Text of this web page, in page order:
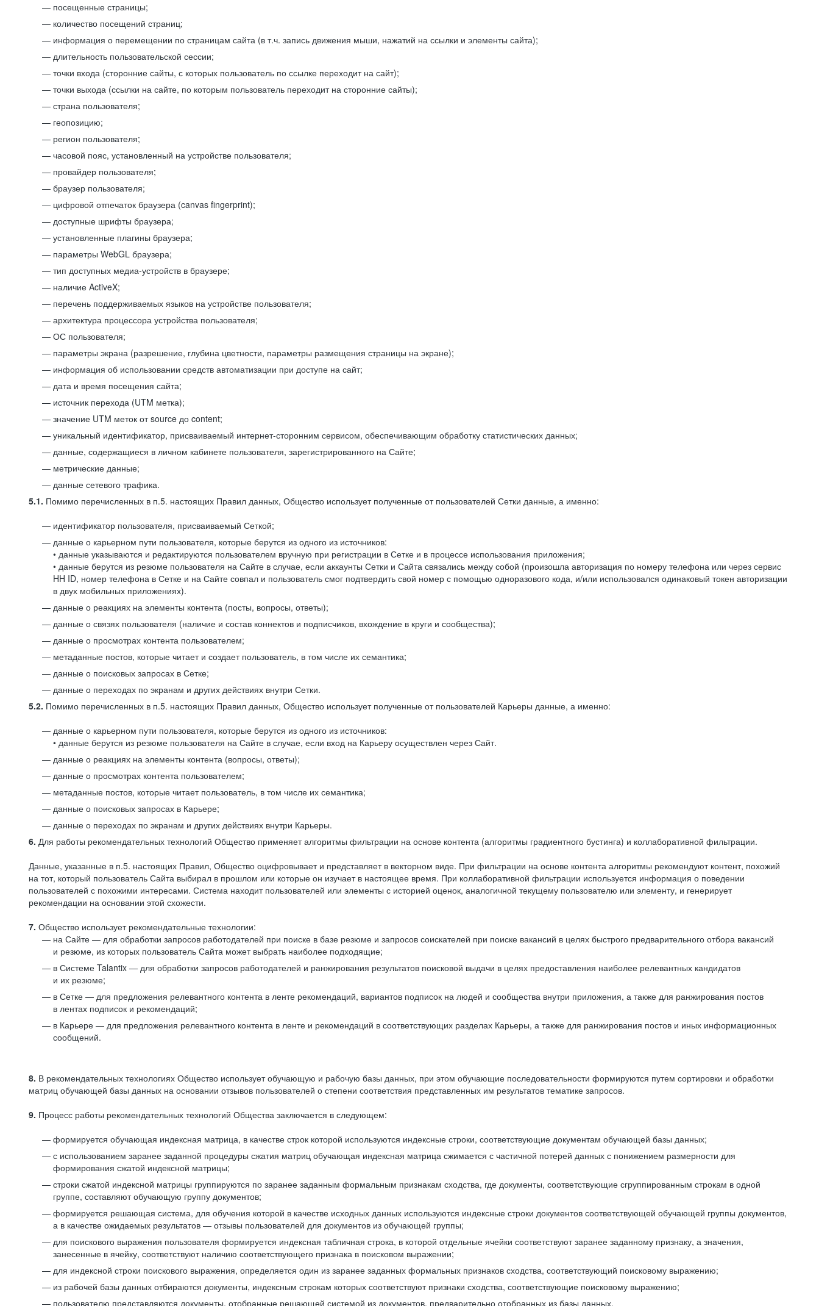
посещенные страницы;
количество посещений страниц;
информация о перемещении по страницам сайта (в т.ч. запись движения мыши, нажатий на ссылки и элементы сайта);
длительность пользовательской сессии;
точки входа (сторонние сайты, с которых пользователь по ссылке переходит на сайт);
точки выхода (ссылки на сайте, по которым пользователь переходит на сторонние сайты);
страна пользователя;
геопозицию;
регион пользователя;
часовой пояс, установленный на устройстве пользователя;
провайдер пользователя;
браузер пользователя;
цифровой отпечаток браузера (canvas fingerprint);
доступные шрифты браузера;
установленные плагины браузера;
параметры WebGL браузера;
тип доступных медиа-устройств в браузере;
наличие ActiveX;
перечень поддерживаемых языков на устройстве пользователя;
архитектура процессора устройства пользователя;
ОС пользователя;
параметры экрана (разрешение, глубина цветности, параметры размещения страницы на экране);
информация об использовании средств автоматизации при доступе на сайт;
дата и время посещения сайта;
источник перехода (UTM метка);
значение UTM меток от source до content;
уникальный идентификатор, присваиваемый интернет-сторонним сервисом, обеспечивающим обработку статистических данных;
данные, содержащиеся в личном кабинете пользователя, зарегистрированного на Сайте;
метрические данные;
данные сетевого трафика.
5.1. Помимо перечисленных в п.5. настоящих Правил данных, Общество использует полученные от пользователей Сетки данные, а именно:
идентификатор пользователя, присваиваемый Сеткой;
данные о карьерном пути пользователя, которые берутся из одного из источников:
• данные указываются и редактируются пользователем вручную при регистрации в Сетке и в процессе использования приложения;
• данные берутся из резюме пользователя на Сайте в случае, если аккаунты Сетки и Сайта связались между собой (произошла авторизация по номеру телефона или через сервис
HH ID, номер телефона в Сетке и на Сайте совпал и пользователь смог подтвердить свой номер с помощью одноразового кода, и/или использовался одинаковый токен авторизации
в двух мобильных приложениях).
данные о реакциях на элементы контента (посты, вопросы, ответы);
данные о связях пользователя (наличие и состав коннектов и подписчиков, вхождение в круги и сообщества);
данные о просмотрах контента пользователем;
метаданные постов, которые читает и создает пользователь, в том числе их семантика;
данные о поисковых запросах в Сетке;
данные о переходах по экранам и других действиях внутри Сетки.
5.2. Помимо перечисленных в п.5. настоящих Правил данных, Общество использует полученные от пользователей Карьеры данные, а именно:
данные о карьерном пути пользователя, которые берутся из одного из источников:
• данные берутся из резюме пользователя на Сайте в случае, если вход на Карьеру осуществлен через Сайт.
данные о реакциях на элементы контента (вопросы, ответы);
данные о просмотрах контента пользователем;
метаданные постов, которые читает пользователь, в том числе их семантика;
данные о поисковых запросах в Карьере;
данные о переходах по экранам и других действиях внутри Карьеры.
6. Для работы рекомендательных технологий Общество применяет алгоритмы фильтрации на основе контента (алгоритмы градиентного бустинга) и коллаборативной фильтрации.
Данные, указанные в п.5. настоящих Правил, Общество оцифровывает и представляет в векторном виде. При фильтрации на основе контента алгоритмы рекомендуют контент, похожий
на тот, который пользователь Сайта выбирал в прошлом или которые он изучает в настоящее время. При коллаборативной фильтрации используется информация о поведении
пользователей с похожими интересами. Система находит пользователей или элементы с историей оценок, аналогичной текущему пользователю или элементу, и генерирует
рекомендации на основании этой схожести.
7. Общество использует рекомендательные технологии:
на Сайте — для обработки запросов работодателей при поиске в базе резюме и запросов соискателей при поиске вакансий в целях быстрого предварительного отбора вакансий
и резюме, из которых пользователь Сайта может выбрать наиболее подходящие;
в Системе Talantix — для обработки запросов работодателей и ранжирования результатов поисковой выдачи в целях предоставления наиболее релевантных кандидатов
и их резюме;
в Сетке — для предложения релевантного контента в ленте рекомендаций, вариантов подписок на людей и сообщества внутри приложения, а также для ранжирования постов
в лентах подписок и рекомендаций;
в Карьере — для предложения релевантного контента в ленте и рекомендаций в соответствующих разделах Карьеры, а также для ранжирования постов и иных информационных
сообщений.
8. В рекомендательных технологиях Общество использует обучающую и рабочую базы данных, при этом обучающие последовательности формируются путем сортировки и обработки
матриц обучающей базы данных на основании отзывов пользователей о степени соответствия представленных им результатов тематике запросов.
9. Процесс работы рекомендательных технологий Общества заключается в следующем:
формируется обучающая индексная матрица, в качестве строк которой используются индексные строки, соответствующие документам обучающей базы данных;
с использованием заранее заданной процедуры сжатия матриц обучающая индексная матрица сжимается с частичной потерей данных с понижением размерности для
формирования сжатой индексной матрицы;
строки сжатой индексной матрицы группируются по заранее заданным формальным признакам сходства, где документы, соответствующие сгруппированным строкам в одной
группе, составляют обучающую группу документов;
формируется решающая система, для обучения которой в качестве исходных данных используются индексные строки документов соответствующей обучающей группы документов,
а в качестве ожидаемых результатов — отзывы пользователей для документов из обучающей группы;
для поискового выражения пользователя формируется индексная табличная строка, в которой отдельные ячейки соответствуют заранее заданному признаку, а значения,
занесенные в ячейку, соответствуют наличию соответствующего признака в поисковом выражении;
для индексной строки поискового выражения, определяется один из заранее заданных формальных признаков сходства, соответствующий поисковому выражению;
из рабочей базы данных отбираются документы, индексным строкам которых соответствуют признаки сходства, соответствующие поисковому выражению;
пользователю представляются документы, отобранные решающей системой из документов, предварительно отобранных из базы данных.